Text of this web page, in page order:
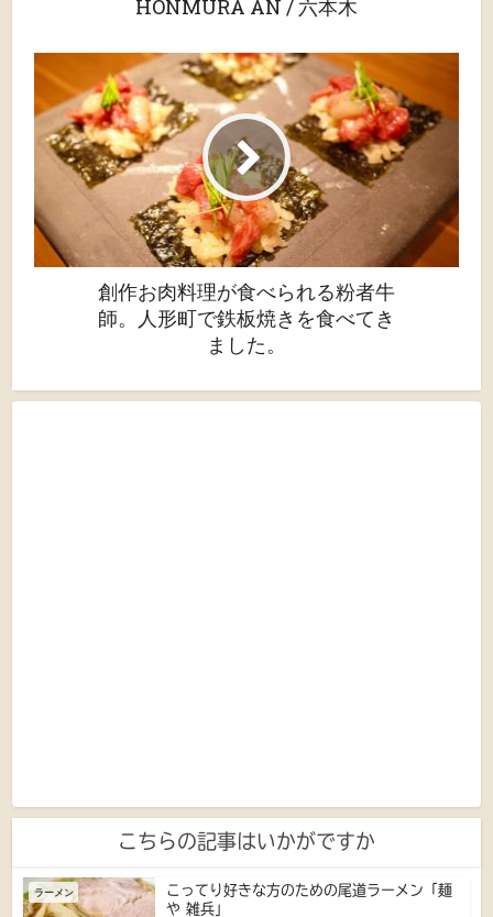
HONMURA AN / 六本木
創作お肉料理が食べられる粉者牛
師。人形町で鉄板焼きを食べてき
ました。
こちらの記事はいかがですか
ラーメン
こってり好きな方のための尾道ラーメン「麺
や 雑兵」